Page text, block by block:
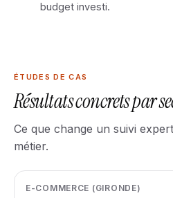
budget investi.
ÉTUDES DE CAS
Résultats concrets par
Ce que change un suivi
métier.
E-COMMERCE (GIRONDE)